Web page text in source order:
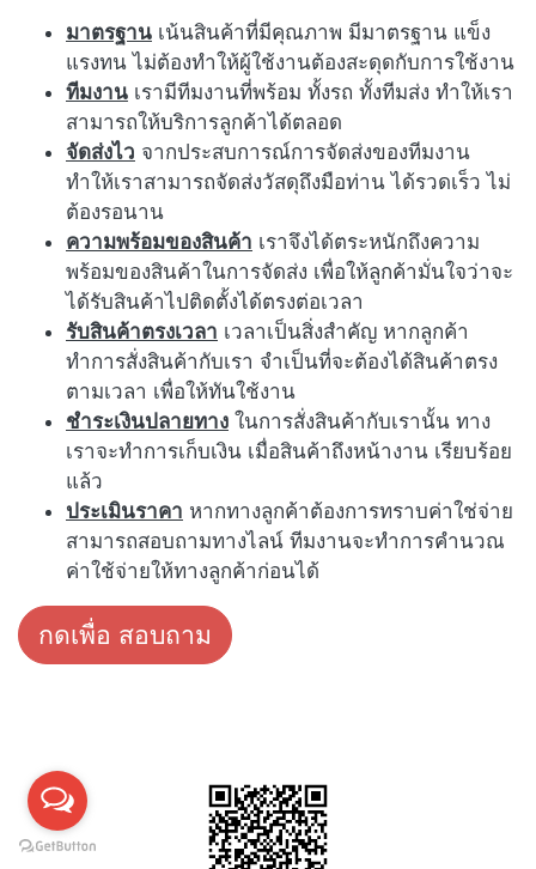
มาตรฐาน เน้นสินค้าที่มีคุณภาพ มีมาตรฐาน แข็ง
แรงทน ไม่ต้องทำให้ผู้ใช้งานต้องสะดุดกับการใช้งาน
ทีมงาน เรามีทีมงานที่พร้อม ทั้งรถ ทั้งทีมส่ง ทำให้เรา
สามารถให้บริการลูกค้าได้ตลอด
จัดส่งไว จากประสบการณ์การจัดส่งของทีมงาน
ทำให้เราสามารถจัดส่งวัสดุถึงมือท่าน ได้รวดเร็ว ไม่
ต้องรอนาน
ความพร้อมของสินค้า เราจึงได้ตระหนักถึงความ
พร้อมของสินค้าในการจัดส่ง เพื่อให้ลูกค้ามั่นใจว่าจะ
ได้รับสินค้าไปติดตั้งได้ตรงต่อเวลา
รับสินค้าตรงเวลา เวลาเป็นสิ่งสำคัญ หากลูกค้า
ทำการสั่งสินค้ากับเรา จำเป็นที่จะต้องได้สินค้าตรง
ตามเวลา เพื่อให้ทันใช้งาน
ชำระเงินปลายทาง ในการสั่งสินค้ากับเรานั้น ทาง
เราจะทำการเก็บเงิน เมื่อสินค้าถึงหน้างาน เรียบร้อย
แล้ว
ประเมินราคา หากทางลูกค้าต้องการทราบค่าใช่จ่าย
สามารถสอบถามทางไลน์ ทีมงานจะทำการคำนวณ
ค่าใช้จ่ายให้ทางลูกค้าก่อนได้
กดเพื่อ สอบถาม